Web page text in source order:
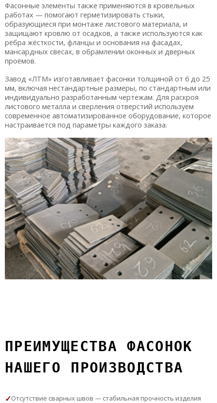
Фасонные элементы также применяются в кровельных
работах — помогают герметизировать стыки,
образующиеся при монтаже листового материала, и
защищают кровлю от осадков, а также используются как
рёбра жёсткости, фланцы и основания на фасадах,
мансардных свесах, в обрамлении оконных и дверных
проёмов.
Завод «ЛТМ» изготавливает фасонки толщиной от 6 до 25
мм, включая нестандартные размеры, по стандартным или
индивидуально разработанным чертежам. Для раскроя
листового металла и сверления отверстий используем
современное автоматизированное оборудование, которое
настраивается под параметры каждого заказа.
ПРЕИМУЩЕСТВА ФАСОНОК
НАШЕГО ПРОИЗВОДСТВА
Отсутствие сварных швов — стабильная прочность изделия